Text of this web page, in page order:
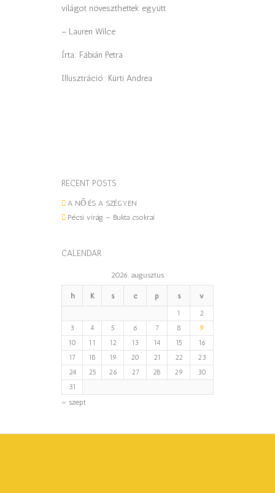
világot növeszthettek együtt.
– Lauren Wilce
Írta: Fábián Petra
Illusztráció: Kürti Andrea
RECENT POSTS
A NŐ ÉS A SZÉGYEN
Pécsi virág – Bukta csokrai
CALENDAR
2026. augusztus
h K s c p s v
1
2
3
4 5 6 7 8
9
10
11 12 13 14 15
16
17
18 19 20 21 22
23
24
25 26 27 28 29
30
31
« szept